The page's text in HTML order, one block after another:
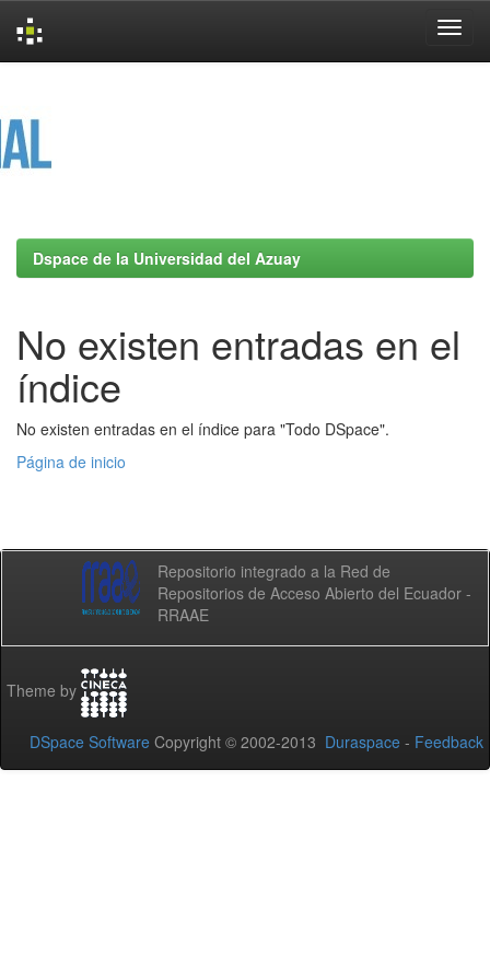
Dspace de la Universidad del Azuay
No existen entradas en el
índice
No existen entradas en el índice para "Todo DSpace".
Página de inicio
Repositorio integrado a la Red de
Repositorios de Acceso Abierto del Ecuador -
RRAAE
Theme by
DSpace Software Copyright © 2002-2013 Duraspace - Feedback